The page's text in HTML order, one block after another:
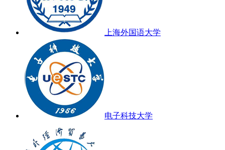
上海外国语大学
电子科技大学